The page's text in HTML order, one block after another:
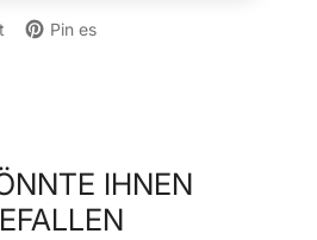
Pin es
Auf
Wird
IHNEN